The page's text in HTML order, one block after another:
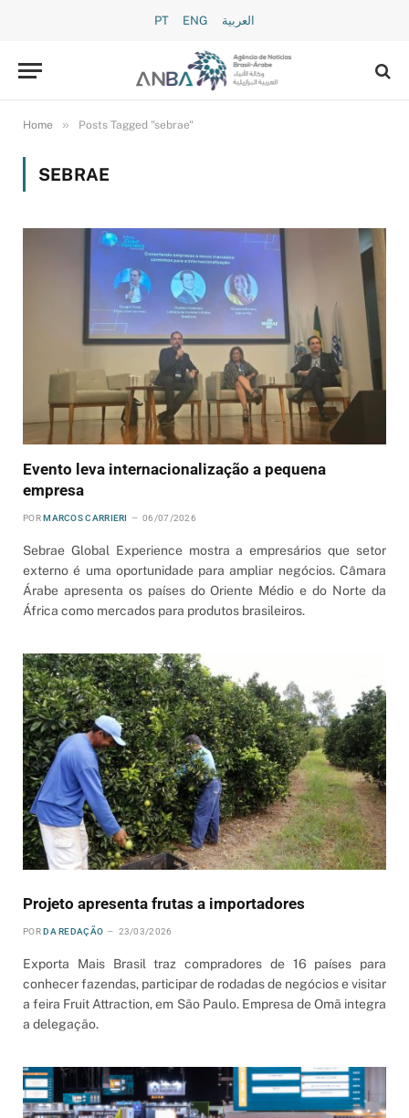
PT ENG العربية
Home » Posts Tagged "sebrae"
SEBRAE
Evento leva internacionalização a pequena
empresa
POR MARCOS CARRIERI 06/07/2026
Sebrae Global Experience mostra a empresários que setor
externo é uma oportunidade para ampliar negócios. Câmara
Árabe apresenta os países do Oriente Médio e do Norte da
África como mercados para produtos brasileiros.
Projeto apresenta frutas a importadores
POR DA REDAÇÃO 23/03/2026
Exporta Mais Brasil traz compradores de 16 países para
conhecer fazendas, participar de rodadas de negócios e visitar
a feira Fruit Attraction, em São Paulo. Empresa de Omã integra
a delegação.